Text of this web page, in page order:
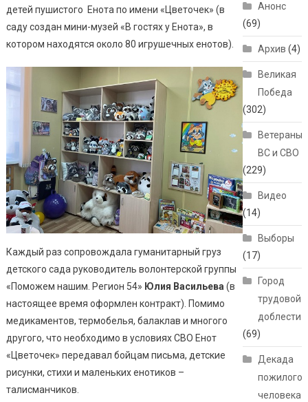
детей пушистого Енота по имени «Цветочек» (в
саду создан мини-музей «В гостях у Енота», в
котором находятся около 80 игрушечных енотов).
Каждый раз сопровождала гуманитарный груз
детского сада руководитель волонтерской группы
«Поможем нашим. Регион 54» Юлия Васильева (в
настоящее время оформлен контракт). Помимо
медикаментов, термобелья, балаклав и многого
другого, что необходимо в условиях СВО Енот
«Цветочек» передавал бойцам письма, детские
рисунки, стихи и маленьких енотиков –
талисманчиков.
Анонс
(69)
Архив (4)
Великая
Победа
(302)
Ветераны
ВС и СВО
(229)
Видео
(14)
Выборы
(17)
Город
трудовой
доблести
(69)
Декада
пожилого
человека